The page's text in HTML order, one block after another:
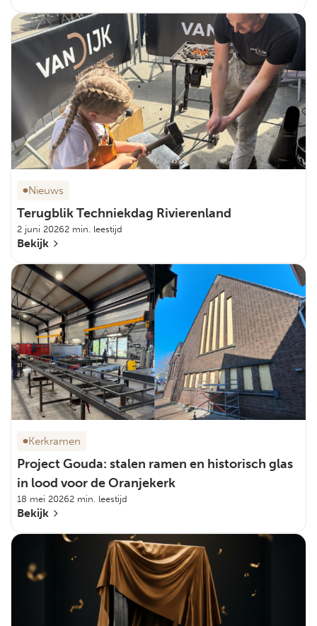
Nieuws
Terugblik Techniekdag Rivierenland
2 juni 20262 min. leestijd
Bekijk
Kerkramen
Project Gouda: stalen ramen en historisch glas
in lood voor de Oranjekerk
18 mei 20262 min. leestijd
Bekijk